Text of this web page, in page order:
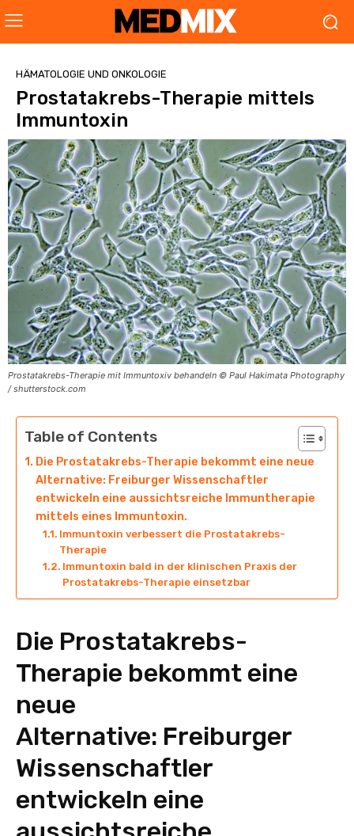
HÄMATOLOGIE UND ONKOLOGIE
Prostatakrebs-Therapie mittels
Immuntoxin
Prostatakrebs-Therapie mit Immuntoxiv behandeln © Paul Hakimata Photography
/ shutterstock.com
Table of Contents
Die Prostatakrebs-Therapie bekommt eine neue
Alternative: Freiburger Wissenschaftler
entwickeln eine aussichtsreiche Immuntherapie
mittels eines Immuntoxin.
Immuntoxin verbessert die Prostatakrebs-
Therapie
Immuntoxin bald in der klinischen Praxis der
Prostatakrebs-Therapie einsetzbar
Die Prostatakrebs-
Therapie bekommt eine
neue
Alternative: Freiburger
Wissenschaftler
entwickeln eine